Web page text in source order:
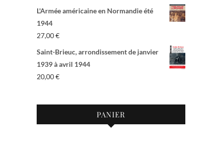
L'Armée américaine en Normandie été
1944
27,00€
Saint-Brieuc, arrondissement de janvier
1939 à avril 1944
20,00€
PANIER